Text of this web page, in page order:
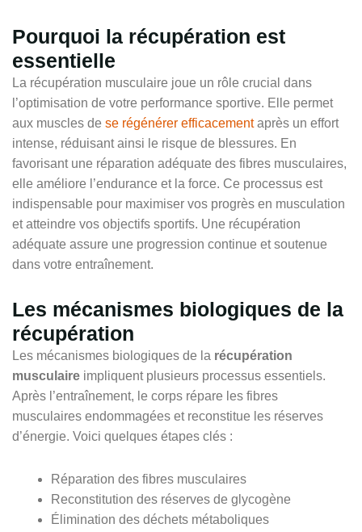
Pourquoi la récupération est
essentielle
La récupération musculaire joue un rôle crucial dans
l’optimisation de votre performance sportive. Elle permet
aux muscles de se régénérer efficacementaprès un effort
intense, réduisant ainsi le risque de blessures. En
favorisant une réparation adéquate des fibres musculaires,
elle améliore l’endurance et la force. Ce processus est
indispensable pour maximiser vos progrès en musculation
et atteindre vos objectifs sportifs. Une récupération
adéquate assure une progression continue et soutenue
dans votre entraînement.
Les mécanismes biologiques de la
récupération
Les mécanismes biologiques de la récupération
musculaire impliquent plusieurs processus essentiels.
Après l’entraînement, le corps répare les fibres
musculaires endommagées et reconstitue les réserves
d’énergie. Voici quelques étapes clés :
Réparation des fibres musculaires
Reconstitution des réserves de glycogène
Élimination des déchets métaboliques